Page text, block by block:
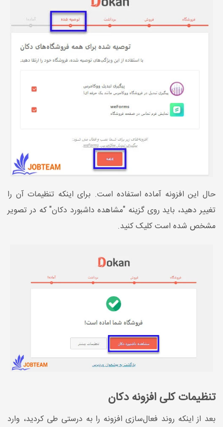
حال این افزونه آماده استفاده است. برای اینکه تنظیمات آن را
تغییر دهید، باید روی گزینه "مشاهده داشبورد دکان" که در تصویر
مشخص شده است کلیک کنید.
تنظیمات کلی افزونه دکان
بعد از اینکه روند فعال‌سازی افزونه را به درستی طی کردید، وارد